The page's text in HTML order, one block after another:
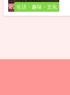
生活・趣味・文化